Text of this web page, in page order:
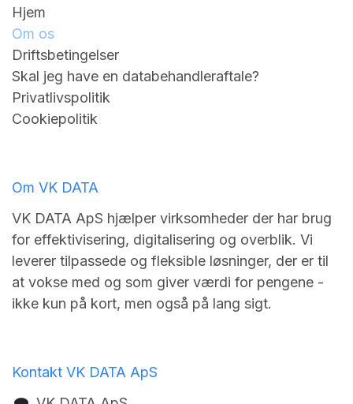
Hjem
Om os
Driftsbetingelser
Skal jeg have en databehandleraftale?
Privatlivspolitik
Cookiepolitik
Om VK DATA
VK DATA ApS hjælper virksomheder der har brug
for effektivisering, digitalisering og overblik. Vi
leverer tilpassede og fleksible løsninger, der er til
at vokse med og som giver værdi for pengene -
ikke kun på kort, men også på lang sigt.
Kontakt VK DATA ApS